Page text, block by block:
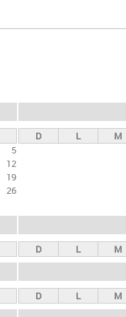
5
12
19
26
D L M
D L M
D L M